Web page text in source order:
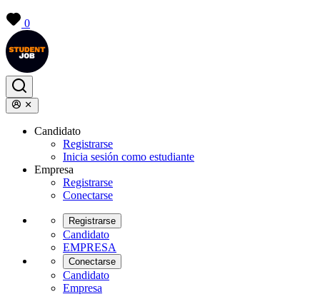
0
Candidato
Registrarse
Inicia sesión como estudiante
Empresa
Registrarse
Conectarse
Registrarse
Candidato
EMPRESA
Conectarse
Candidato
Empresa